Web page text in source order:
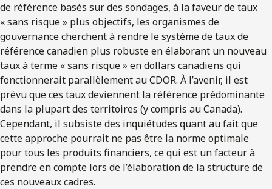
de référence basés sur des sondages, à la faveur de taux
« sans risque » plus objectifs, les organismes de
gouvernance cherchent à rendre le système de taux de
référence canadien plus robuste en élaborant un nouveau
taux à terme « sans risque » en dollars canadiens qui
fonctionnerait parallèlement au CDOR. À l’avenir, il est
prévu que ces taux deviennent la référence prédominante
dans la plupart des territoires (y compris au Canada).
Cependant, il subsiste des inquiétudes quant au fait que
cette approche pourrait ne pas être la norme optimale
pour tous les produits financiers, ce qui est un facteur à
prendre en compte lors de l’élaboration de la structure de
ces nouveaux cadres.